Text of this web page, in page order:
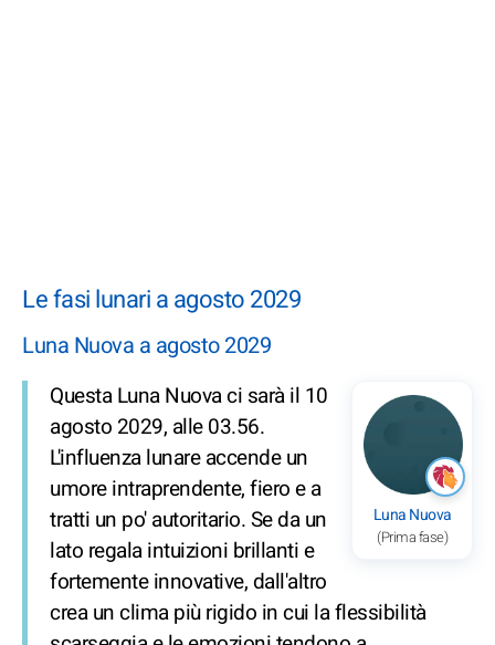
Le fasi lunari a agosto 2029
Luna Nuova a agosto 2029
Luna Nuova
(Prima fase)
Questa Luna Nuova ci sarà il 10
agosto 2029, alle 03.56.
L'influenza lunare accende un
umore intraprendente, fiero e a
tratti un po' autoritario. Se da un
lato regala intuizioni brillanti e
fortemente innovative, dall'altro
crea un clima più rigido in cui la flessibilità